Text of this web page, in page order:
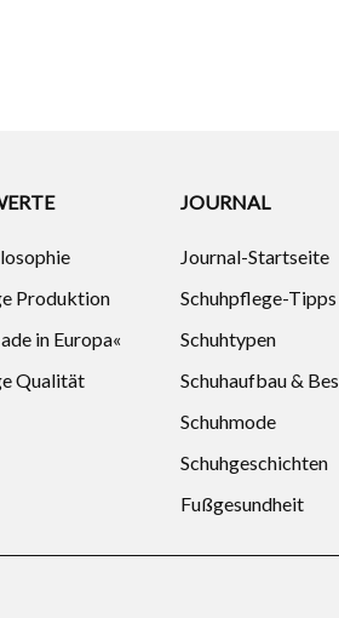
Produktion
in Europa«
Qualität
JOURNAL
Journal-Startseite
Schuhpflege-Tipps
Schuhtypen
Schuhaufbau &
Schuhmode
Schuhgeschichten
Fußgesundheit